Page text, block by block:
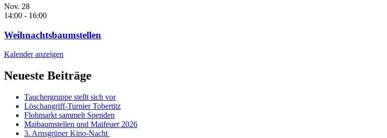
Nov. 28
14:00 - 16:00
Weihnachtsbaumstellen
Kalender anzeigen
Neueste Beiträge
Tauchergruppe stellt sich vor
Löschangriff-Turnier Tobertitz
Flohmarkt sammelt Spenden
Maibaumstellen und Maifeuer 2026
3. Arnsgrüner Kino-Nacht